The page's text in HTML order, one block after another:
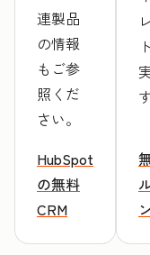
連製品
の情報
もご参
照くだ
さい。
HubSpot
の無料
CRM